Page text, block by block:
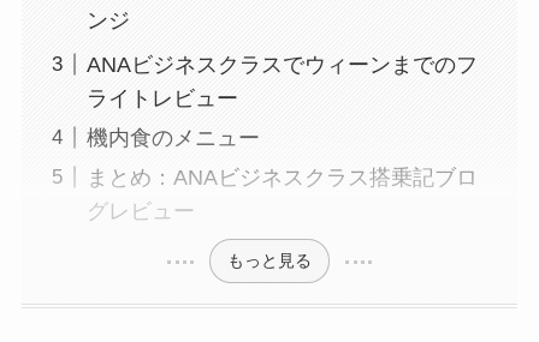
ンジ
ANAビジネスクラスでウィーンまでのフ
ライトレビュー
機内食のメニュー
まとめ：ANAビジネスクラス搭乗記ブロ
グレビュー
もっと見る